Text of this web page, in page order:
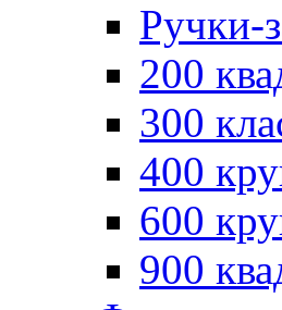
Ручки-
200
300
400
600
900